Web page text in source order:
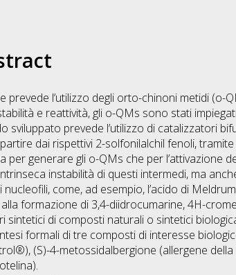
l’utilizzo degli orto-chinoni metidi (o-
e reattività, gli o-QMs sono stati
prevede l’utilizzo di catalizzatori
dai rispettivi 2-solfonilalchil fenoli,
per generare gli o-QMs che per l’attivazione
instabilità di questi intermedi, ma
come, ad esempio, l’acido di
formazione di 3,4-diidrocumarine, 4H-
di composti naturali o sintetici
formali di tre composti di interesse
(S)-4-metossidalbergione (allergene